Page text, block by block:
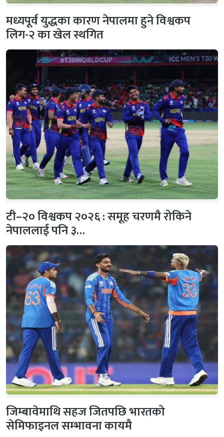
मध्यपूर्व युद्धका कारण नेपालमा हुने विश्वकप
लिग-२ का खेल स्थगित
टी–२० विश्वकप २०२६ : समूह चरणमै रोकिने
नेपाललाई पनि ३…
जिम्बावेमाथि सहज जितपछि भारतको
सेमिफाइनल सम्भावना कायमै